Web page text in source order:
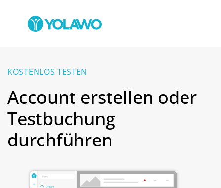
KOSTENLOS TESTEN
Account erstellen oder
Testbuchung
durchführen